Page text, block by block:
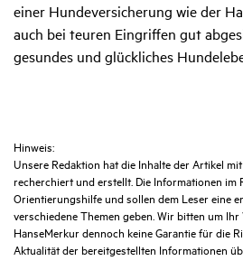
einer Hundeversicherung wie der
auch bei teuren Eingriffen gut
gesundes und glückliches
Hinweis:
Unsere Redaktion hat die Inhalte der Artikel
recherchiert und erstellt. Die Informationen im
Orientierungshilfe und sollen dem Leser eine
verschiedene Themen geben. Wir bitten um
HanseMerkur dennoch keine Garantie für die
Aktualität der bereitgestellten Informationen